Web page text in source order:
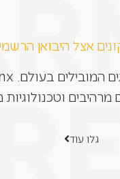
אצל היבואן
גלו עוד